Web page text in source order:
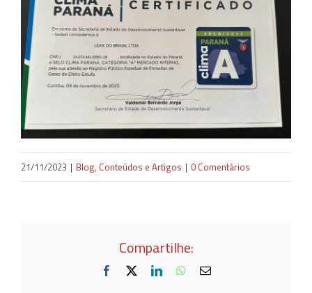
21/11/2023 | Blog, Conteúdos e Artigos | 0 Comentários
Compartilhe:
Facebook LinkedInWhatsApp
E-